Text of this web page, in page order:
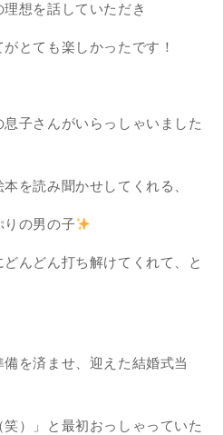
想を話していただき
とても楽しかったです！
子さんがいらっしゃいました
を読み聞かせしてくれる、
りの男の子
んどん打ち解けてくれて、と
を済ませ、迎えた結婚式当
笑）」と最初おっしゃっていた